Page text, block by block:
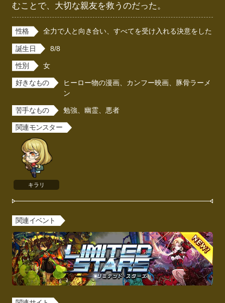
むことで、大切な親友を救うのだった。
性格 全力で人と向き合い、すべてを受け入れる決意をした
誕生日 8/8
性別 女
好きなもの
ヒーロー物の漫画、カンフー映画、豚骨ラーメ
ン
苦手なもの 勉強、幽霊、悪者
関連モンスター
キラリ
関連イベント